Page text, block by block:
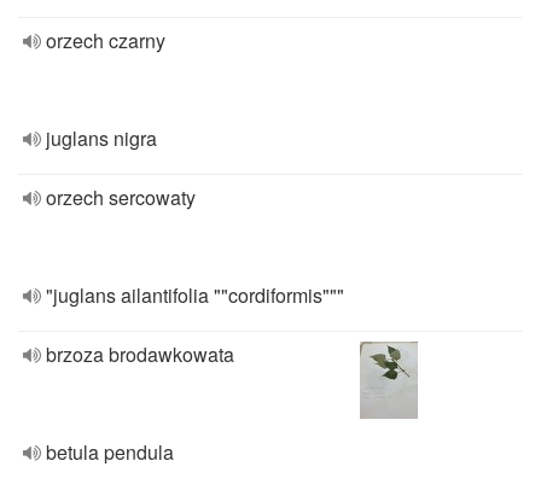
orzech czarny
juglans nigra
orzech sercowaty
"juglans ailantifolia ""cordiformis"""
brzoza brodawkowata
betula pendula